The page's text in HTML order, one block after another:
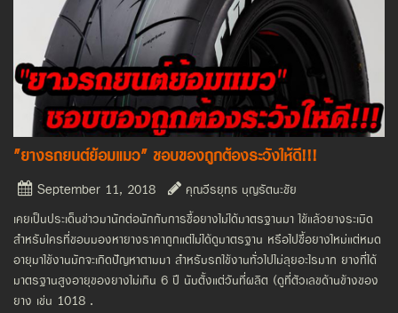
"ยางรถยนต์ย้อมแมว" ชอบของถูกต้องระวังให้ดี!!!
September 11, 2018
คุณวีรยุทธ บุญรัตนะชัย
เคยเป็นประเด็นข่าวมานักต่อนักกับการซื้อยางไม่ได้มาตรฐานมา ใช้แล้วยางระเบิด
สำหรับใครที่ชอบมองหายางราคาถูกแต่ไม่ได้ดูมาตรฐาน หรือไปซื้อยางใหม่แต่หมด
อายุมาใช้งานมักจะเกิดปัญหาตามมา สำหรับรถใช้งานทั่วไปไม่ลุยอะไรมาก ยางที่ได้
มาตรฐานสูงอายุของยางไม่เกิน 6 ปี นับตั้งแต่วันที่ผลิต (ดูที่ตัวเลขด้านข้างของ
ยาง เช่น 1018 .